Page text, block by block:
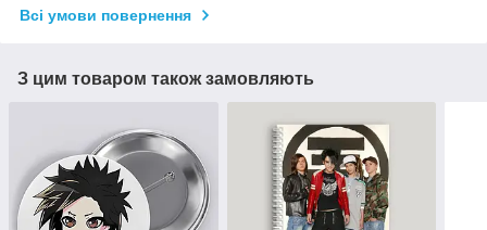
Всі умови повернення
З цим товаром також замовляють